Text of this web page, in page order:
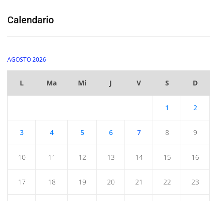
Calendario
AGOSTO 2026
L Ma Mi J V S D
1 2
3 4 5 6 7 8 9
10 11 12 13 14 15 16
17 18 19 20 21 22 23